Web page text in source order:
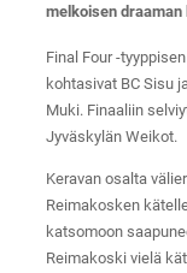
melkoisen draaman
Final Four -
kohtasivat BC Sisu
Muki. Finaaliin
Jyväskylän Weikot.
Keravan osalta
Reimakosken
katsomoon
Reimakoski vielä